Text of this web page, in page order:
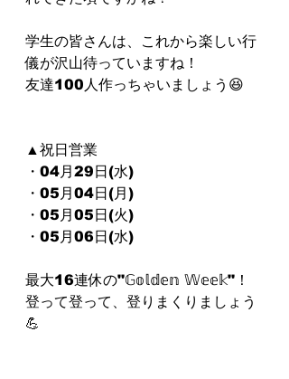
学生の皆さんは、これから楽しい行
儀が沢山待っていますね！
友達100人作っちゃいましょう😆
▲祝日営業
⁡・04月29日(水)⁡
⁡・05月04日(月⁡)⁡
・05月05日(火)⁡⁡
⁡⁡・05月06日(水)⁡⁡
⁡⁡最大16連休の"𝔾𝕠𝕝𝕕𝕖𝕟 𝕎𝕖𝕖𝕜"！⁡
⁡登って登って、登りまくりましょう
💪